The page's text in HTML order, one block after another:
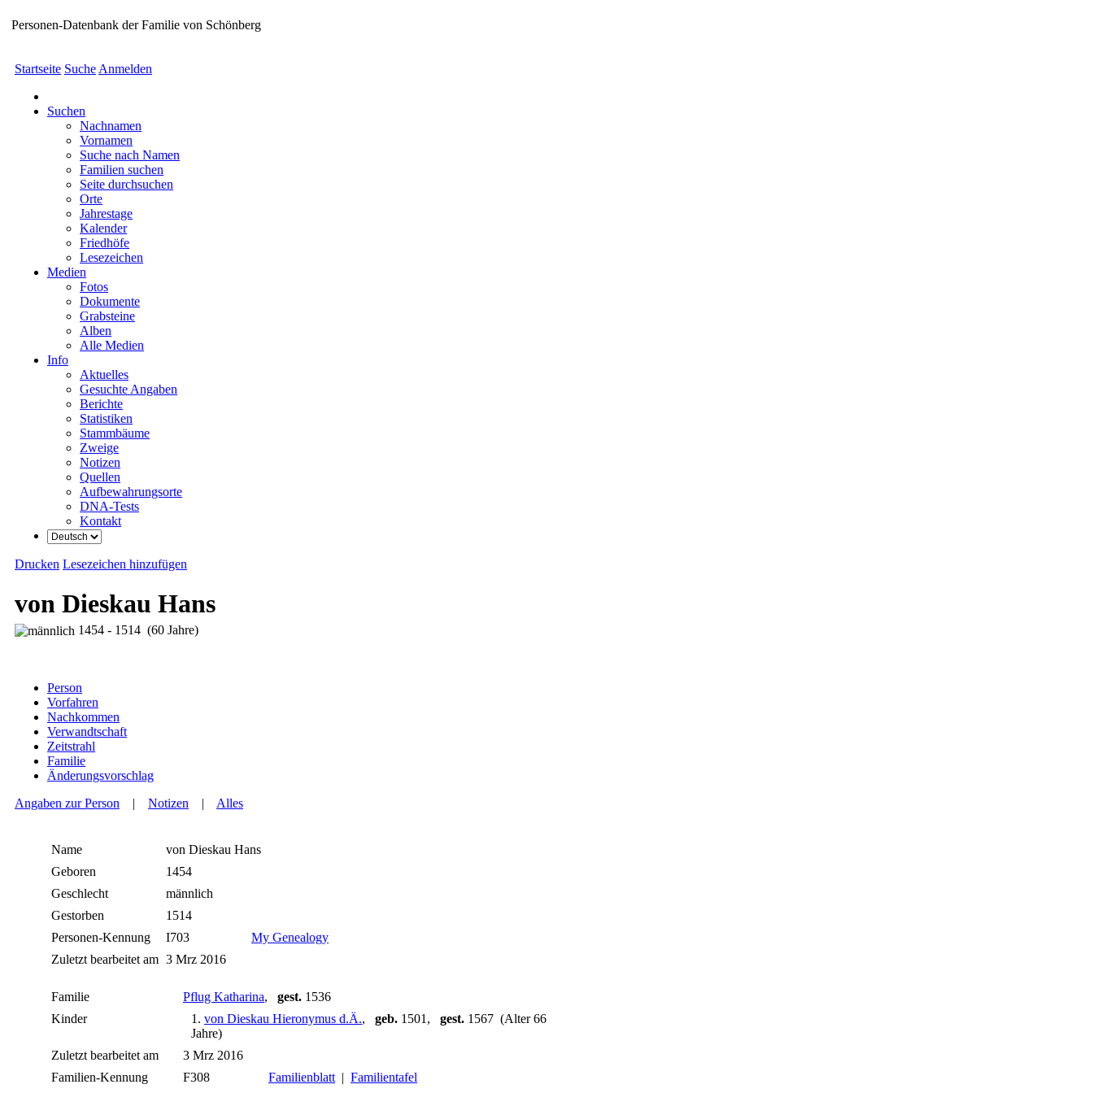
Personen-Datenbank der Familie von Schönberg
Startseite Suche Anmelden
Suchen
Nachnamen
Vornamen
Suche nach Namen
Familien suchen
Seite durchsuchen
Orte
Jahrestage
Kalender
Friedhöfe
Lesezeichen
Medien
Fotos
Dokumente
Grabsteine
Alben
Alle Medien
Info
Aktuelles
Gesuchte Angaben
Berichte
Statistiken
Stammbäume
Zweige
Notizen
Quellen
Aufbewahrungsorte
DNA-Tests
Kontakt
Drucken Lesezeichen hinzufügen
von Dieskau Hans
1454 - 1514 (60 Jahre)
Person
Vorfahren
Nachkommen
Verwandtschaft
Zeitstrahl
Familie
Änderungsvorschlag
Angaben zur Person | Notizen | Alles
Name von Dieskau Hans
Geboren
1454
Geschlecht
männlich
Gestorben
1514
Personen-Kennung
I703
My Genealogy
Zuletzt bearbeitet am 3 Mrz 2016
Familie Pflug Katharina, gest. 1536
Kinder
1. von Dieskau Hieronymus d.Ä., geb. 1501, gest. 1567 (Alter 66
Jahre)
Zuletzt bearbeitet am
3 Mrz 2016
Familien-Kennung
F308 Familienblatt| Familientafel